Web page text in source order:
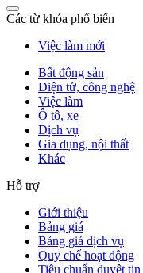
Các từ khóa phổ biến
Việc làm mới
Bất động sản
Điện tử, công nghệ
Việc làm
Ô tô, xe
Dịch vụ
Gia dụng, nội thất
Khác
Hỗ trợ
Giới thiệu
Bảng giá
Bảng giá dịch vụ
Quy chế hoạt động
Tiêu chuẩn duyệt tin